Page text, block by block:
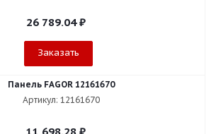
26 789.04₽
Заказать
Панель FAGOR 12161670
Артикул: 12161670